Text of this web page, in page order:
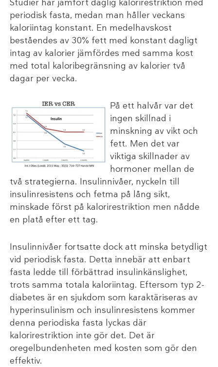
periodisk fasta, medan man håller veckans
kaloriintag konstant. En medelhavskost
beståendes av 30% fett med konstant dagligt
intag av kalorier jämfördes med samma kost
med total kaloribegränsning av kalorier två
dagar per vecka.
På ett halvår var det
ingen skillnad i
minskning av vikt och
fett. Men det var
viktiga skillnader av
hormoner mellan de
två strategierna. Insulinnivåer, nyckeln till
insulinresistens och fetma på lång sikt,
minskade först på kalorirestriktion men nådde
en platå efter ett tag.
Insulinnivåer fortsatte dock att minska betydligt
vid periodisk fasta. Detta innebär att enbart
fasta ledde till förbättrad insulinkänslighet,
trots samma totala kaloriintag. Eftersom typ 2-
diabetes är en sjukdom som karaktäriseras av
hyperinsulinism och insulinresistens kommer
denna periodiska fasta lyckas där
kalorirestriktion inte gör det. Det är
oregelbundenheten med kosten som gör den
effektiv.